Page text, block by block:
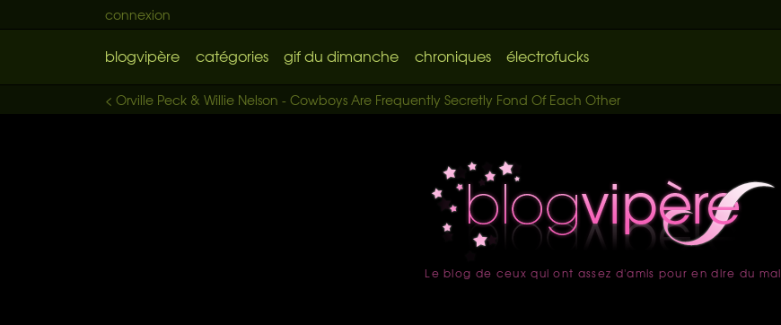
connexion
blogvipère catégories gif du dimanche chroniques électrofucks
< Orville Peck & Willie Nelson - Cowboys Are Frequently Secretly Fond Of Each Other
accueil
Le blog de ceux qui ont assez d'amis pour en dire du mal